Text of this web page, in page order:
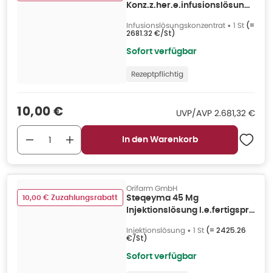
Konz.z.her.e.infusionslösung
Infusionslösungskonzentrat • 1 St (=
2681.32 €/St)
Sofort verfügbar
Rezeptpflichtig
Verkaufspreis
10,00 € UVP/AVP UVP/AVP:
2.681,32 €
In den Warenkorb
10,00 € Zuzahlungsrabatt
Orifarm GmbH
Steqeyma 45 Mg
Injektionslösung I.e.fertigspr.
Injektionslösung • 1 St (= 2425.26
€/St)
Sofort verfügbar